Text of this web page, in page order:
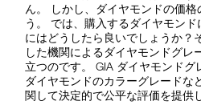
ん。 しかし、ダイヤモンドの価
う。 では、購入するダイヤモン
にはどうしたら良いでしょうか？
した機関によるダイヤモンドグレ
立つのです。 GIA ダイヤモンドグ
ダイヤモンドのカラーグレードな
関して決定的で公平な評価を提供